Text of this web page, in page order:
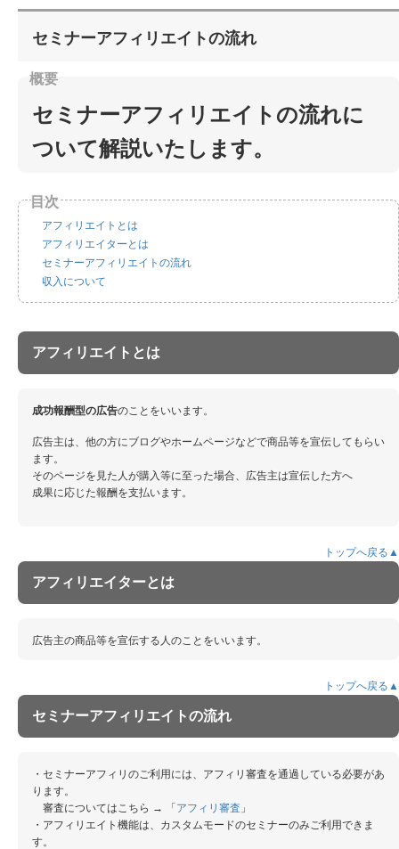
セミナーアフィリエイトの流れ
セミナーアフィリエイトの流れに
ついて解説いたします。
アフィリエイトとは
アフィリエイターとは
セミナーアフィリエイトの流れ
収入について
アフィリエイトとは
成功報酬型の広告のことをいいます。
広告主は、他の方にブログやホームページなどで商品等を宣伝してもらい
ます。
そのページを見た人が購入等に至った場合、広告主は宣伝した方へ
成果に応じた報酬を支払います。
トップへ戻る▲
アフィリエイターとは
広告主の商品等を宣伝する人のことをいいます。
トップへ戻る▲
セミナーアフィリエイトの流れ
・セミナーアフィリのご利用には、アフィリ審査を通過している必要があ
ります。
審査についてはこちら → 「アフィリ審査 」
・アフィリエイト機能は、カスタムモードのセミナーのみご利用できま
す。